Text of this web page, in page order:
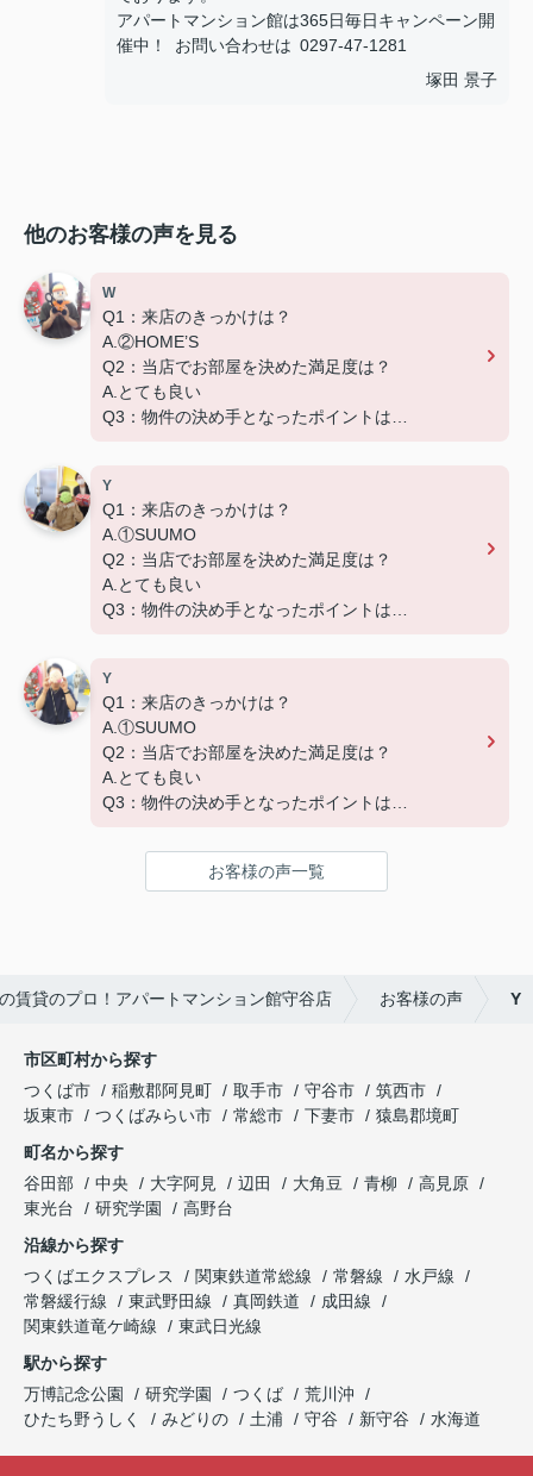
アパートマンション館は365日毎日キャンペーン開
催中！ お問い合わせは 0297-47-1281
塚田 景子
他のお客様の声を見る
W
Q1：来店のきっかけは？
A.②HOME’S
Q2：当店でお部屋を決めた満足度は？
A.とても良い
Q3：物件の決め手となったポイントは？
Y
Q1：来店のきっかけは？
A.①SUUMO
Q2：当店でお部屋を決めた満足度は？
A.とても良い
Q3：物件の決め手となったポイントは？
Y
Q1：来店のきっかけは？
A.①SUUMO
Q2：当店でお部屋を決めた満足度は？
A.とても良い
Q3：物件の決め手となったポイントは？
お客様の声一覧
賃貸のプロ！アパートマンション館守谷店 お客様の声 Y
市区町村から探す
つくば市
稲敷郡阿見町 取手市 守谷市
筑西市
坂東市
つくばみらい市 常総市 下妻市
猿島郡境町
町名から探す
谷田部
中央 大字阿見 辺田 大角豆 青柳
高見原
東光台
研究学園
高野台
沿線から探す
つくばエクスプレス
関東鉄道常総線 常磐線
水戸線
常磐緩行線
東武野田線 真岡鉄道
成田線
関東鉄道竜ケ崎線
東武日光線
駅から探す
万博記念公園
研究学園 つくば
荒川沖
ひたち野うしく
みどりの 土浦 守谷 新守谷 水海道